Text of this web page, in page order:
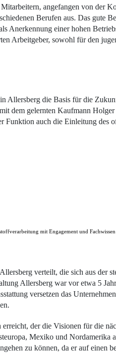
angefangen von der
Berufen aus. Das gute
Anerkennung einer hohen
Arbeitgeber, sowohl für den
Allersberg die Basis für die
dem gelernten Kaufmann
auch die Einleitung des
mit Engagement und
verteilt, die sich aus der
Allersberg war vor etwa 5
versetzen das
der die Visionen für die
Mexiko und Nordamerika
zu können, da er auf einen